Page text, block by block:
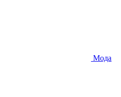
Мода